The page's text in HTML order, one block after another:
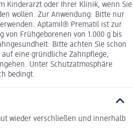
Kinderarzt oder Ihrer Klinik, wenn Sie
wollen. Zur Anwendung: Bitte nur
Aptamil® Prematil ist zur
von Frühgeborenen von 1.000 g bis
Bitte achten Sie schon
eine gründliche Zahnpflege,
Unter Schutzatmosphäre
bedingt.
wieder verschließen und innerhalb